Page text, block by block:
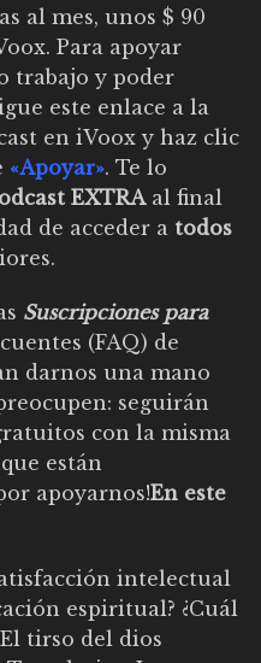
al mes, unos $ 90
Para apoyar
trabajo y poder
este enlace a la
en iVoox y haz clic
«Apoyar». Te lo
EXTRAal final
de acceder a todos
Suscripciones para
(FAQ) de
darnos una mano
seguirán
con la misma
están
apoyarnos!En este
intelectual
espiritual? ¿Cuál
tirso del dios